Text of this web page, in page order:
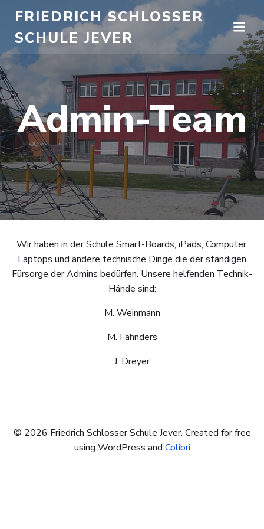
Zum
Inhalt
FRIEDRICH SCHLOSSER
SCHULE JEVER
Admin-Team
Wir haben in der Schule Smart-Boards, iPads, Computer,
Laptops und andere technische Dinge die der ständigen
Fürsorge der Admins bedürfen. Unsere helfenden Technik-
Hände sind:
M. Weinmann
M. Fähnders
J. Dreyer
© 2026 Friedrich Schlosser Schule Jever. Created for free
using WordPress and Colibri